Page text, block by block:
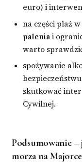
euro) i
na części plaż
paleniai
warto
spożywanie
skutkować
Cywilnej.
Podsumowanie
morza na